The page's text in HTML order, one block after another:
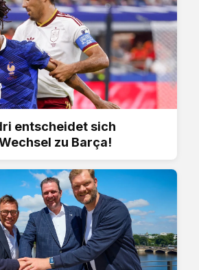
entscheidet sich
zu Barça!